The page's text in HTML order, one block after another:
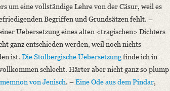
um eine vollständige Lehre von der Cäsur, weil es
Begriffen und Grundsätzen fehlt. –
Uebersetzung eines alten <tragischen> Dichters
ganz entschieden werden, weil noch nichts
ist. DieStolbergischeUebersetzungfinde ich in
schlecht. Härter aber nicht ganz so plump
vonJenisch. –Eine Ode aus demPindar,